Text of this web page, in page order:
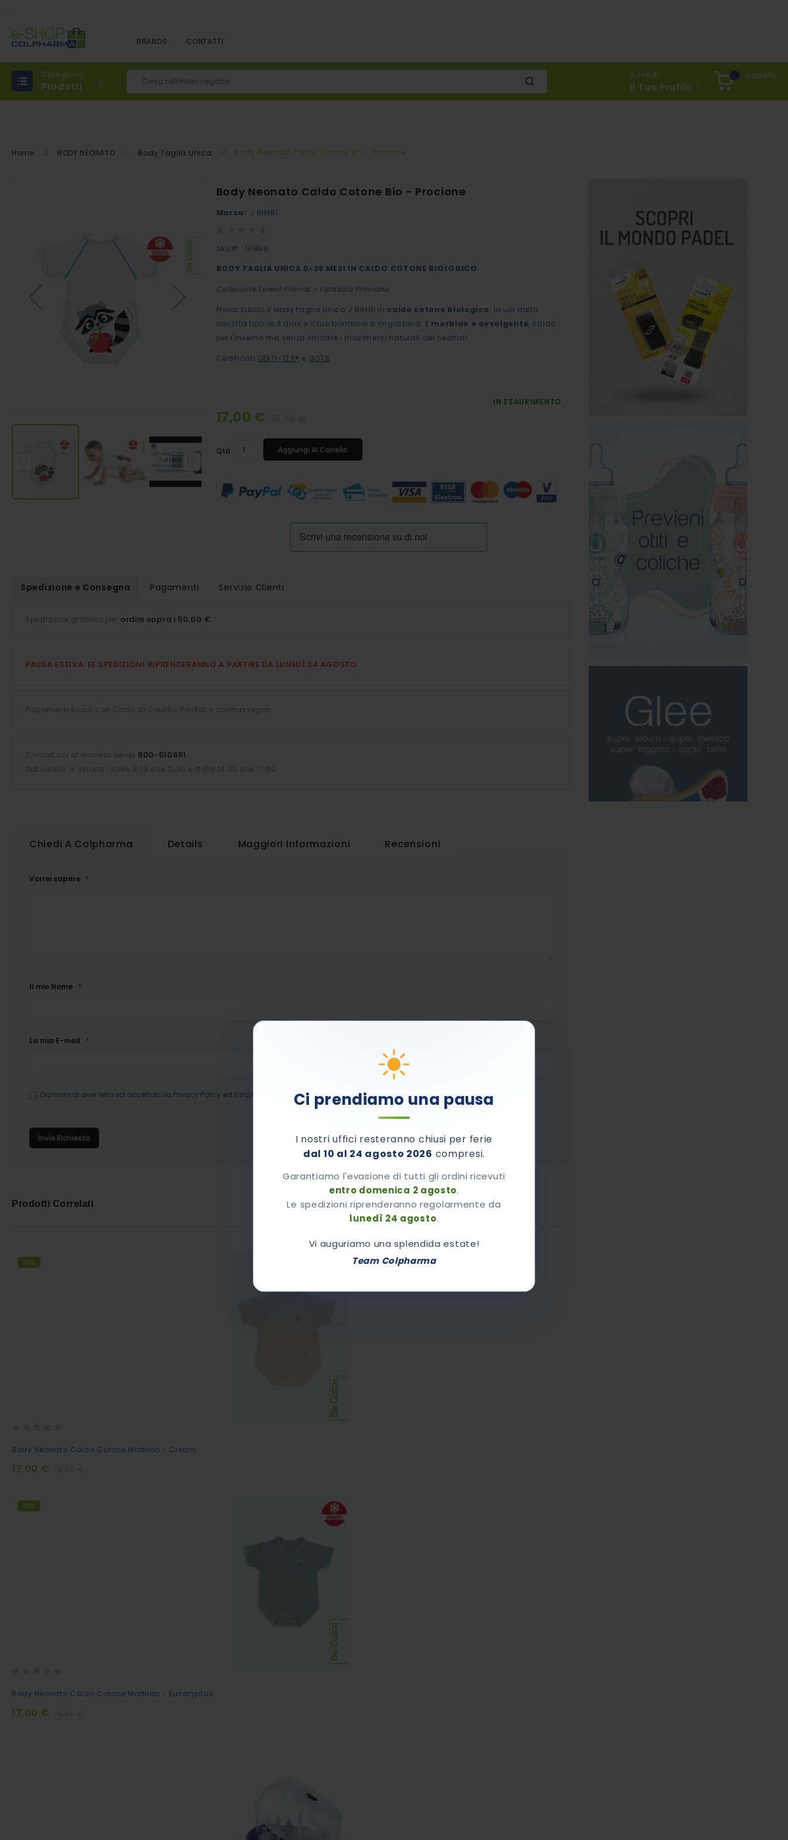
Ci prendiamo una pausa
I nostri uffici resteranno chiusi per ferie
dal 10 al 24 agosto 2026 compresi.
Garantiamo l'evasione di tutti gli ordini ricevuti
entro domenica 2 agosto.
Le spedizioni riprenderanno regolarmente da
lunedì 24 agosto.
Vi auguriamo una splendida estate!
Team Colpharma
. .
BRANDS CONTATTI
Categorie
Prodotti Cerca
Carrello
Accedi
Il Tuo Profilo
Home BODY NEONATO Body Taglia Unica Body Neonato Caldo Cotone Bio - Procione
Spedizione e Consegna Pagamenti Servizio Clienti
Spedizione gratuita per ordini sopra i 50,00 €
PAUSA ESTIVA: LE SPEDIZIONI RIPRENDERANNO A PARTIRE DA LUNEDÌ 24 AGOSTO
Pagamenti sicuri con Carta di Credito, PayPal e contrassegno.
Contattaci al numero verde 800-510661
Dal lunedì al venerdì dalle 8,30 alle 12,30 e dalle 14.00 alle 17.00
Body Neonato Caldo Cotone Bio - Procione
Marca: J BIMBI
SKU
10886
BODY TAGLIA UNICA 0-36 MESI IN CALDO COTONE BIOLOGICO
Collezione Forest Friends - Fantasia Procione
Prova subito il body taglia unica J BIMBI in caldo cotone biologico: lo usi dalla
nascita fino ai 3 anni e il tuo bambino ti ringrazierà. É morbido e avvolgente, caldo
per l'inverno ma senza limitare i movimenti naturali dei neonati.
Certificati OEKO-TEX® e GOTS.
IN ESAURIMENTO
Special
17,00 €
Qtà Aggiungi Al Carrello
immagini
Chiedi A Colpharma
Vorrei sapere
Il mio Nome
La mia E-mail
Dichiaro di aver letto ed accettato la Privacy Policy ed il trattamento dati.
Invia Richiesta
Details Maggiori Informazioni Recensioni
Prodotti Correlati
10%
Body Neonato Caldo Cotone Morbido - Cream
17,00 €
Aggiungi
Carrello
10%
Body Neonato Caldo Cotone Morbido - Eucalyptus
17,00 €
Aggiungi
Carrello